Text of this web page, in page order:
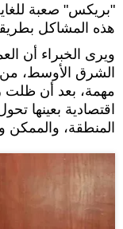
"بريكس" صعبة
هذه المشاكل
ويرى الخبراء أن
الشرق الأوسط،
مهمة، بعد أن ظلت
اقتصادية بعينها
المنطقة،